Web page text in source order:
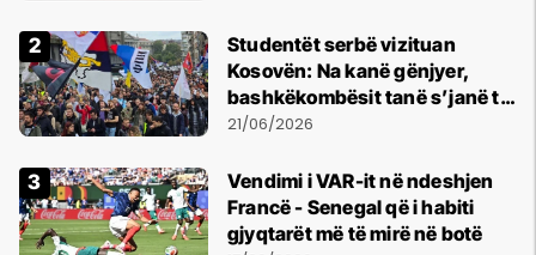
Studentët serbë vizituan
Kosovën: Na kanë gënjyer,
bashkëkombësit tanë s’janë të
shtypur
21/06/2026
Vendimi i VAR-it në ndeshjen
Francë - Senegal që i habiti
gjyqtarët më të mirë në botë